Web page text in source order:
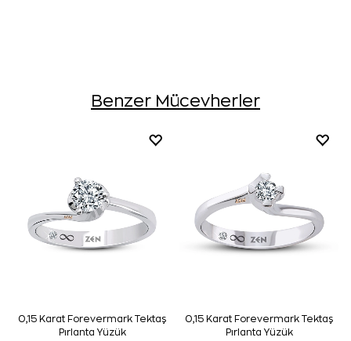
Benzer Mücevherler
0,15 Karat Forevermark Tektaş
Pırlanta Yüzük
0,15 Karat Forevermark Tektaş
Pırlanta Yüzük